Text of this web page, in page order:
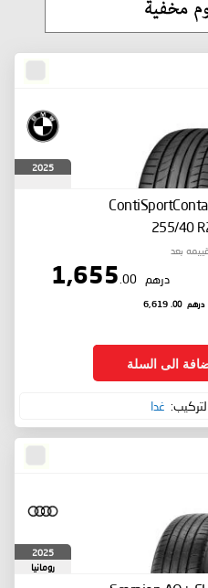
2025
255/40
بعد
درهم 1,655
.00
درهم 6,619
.00
الى السلة
غدا
2025
رومانيا